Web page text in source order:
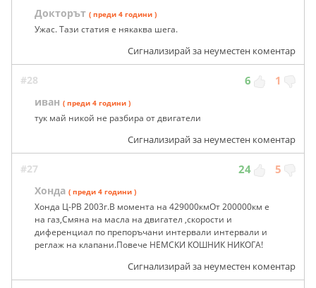
Докторът ( преди 4 години )
Ужас. Тази статия е някаква шега.
Сигнализирай за неуместен коментар
#28 6 1
иван ( преди 4 години )
тук май никой не разбира от двигатели
Сигнализирай за неуместен коментар
#27 24 5
Хонда ( преди 4 години )
Хонда Ц-РВ 2003г.В момента на 429000кмОт 200000км е
на газ,Смяна на масла на двигател ,скорости и
диференциал по препоръчани интервали интервали и
реглаж на клапани.Повече НЕМСКИ КОШНИК НИКОГА!
Сигнализирай за неуместен коментар